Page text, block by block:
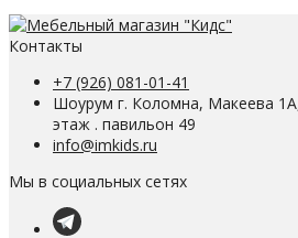
Контакты
+7 (926) 081-01-41
Шоурум г. Коломна, Макеева
этаж . павильон 49
info@imkids.ru
Мы в социальных сетях